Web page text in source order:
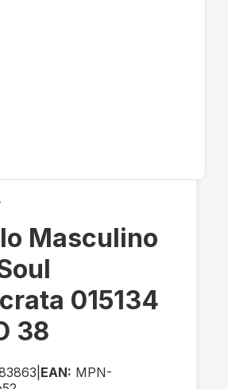
Masculino
015134
38
EAN: MPN-